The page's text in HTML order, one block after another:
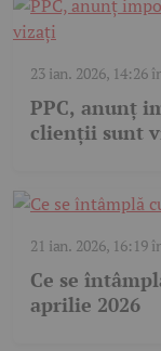
23 ian. 2026, 14:26
PPC, anunț
clienții sunt
21 ian. 2026, 16:19
Ce se
aprilie 2026